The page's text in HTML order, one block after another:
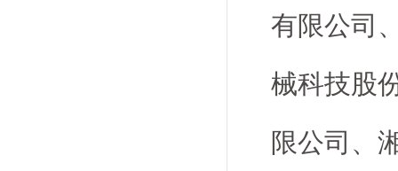
有限公司
械科技股
限公司、